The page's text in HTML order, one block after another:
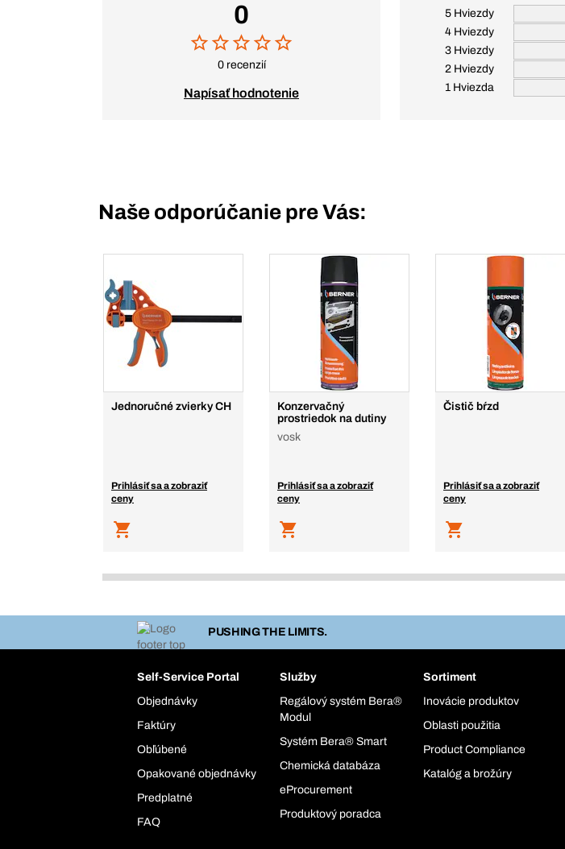
0
0 recenzií
Napísať hodnotenie
5 Hviezdy
4 Hviezdy
3 Hviezdy
2 Hviezdy
1 Hviezda
Naše odporúčanie pre Vás:
Jednoručné zvierky CH
Prihlásiť sa a zobraziť
ceny
Konzervačný
prostriedok na dutiny
vosk
Prihlásiť sa a zobraziť
ceny
Čistič bŕzd
Prihlásiť sa a zobraziť
ceny
PUSHING THE LIMITS.
Self-Service Portal
Objednávky
Faktúry
Obľúbené
Opakované objednávky
Predplatné
FAQ
Služby
Regálový systém Bera®
Modul
Systém Bera® Smart
Chemická databáza
eProcurement
Produktový poradca
Sortiment
Inovácie produktov
Oblasti použitia
Product Compliance
Katalóg a brožúry